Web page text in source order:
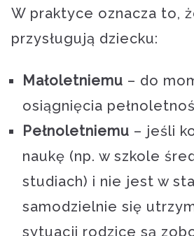
W praktyce oznacza to,
przysługują dziecku:
Małoletniemu – do
osiągnięcia
Pełnoletniemu – jeśli
naukę (np. w szkole
studiach) i nie jest w
samodzielnie się
sytuacji rodzice są